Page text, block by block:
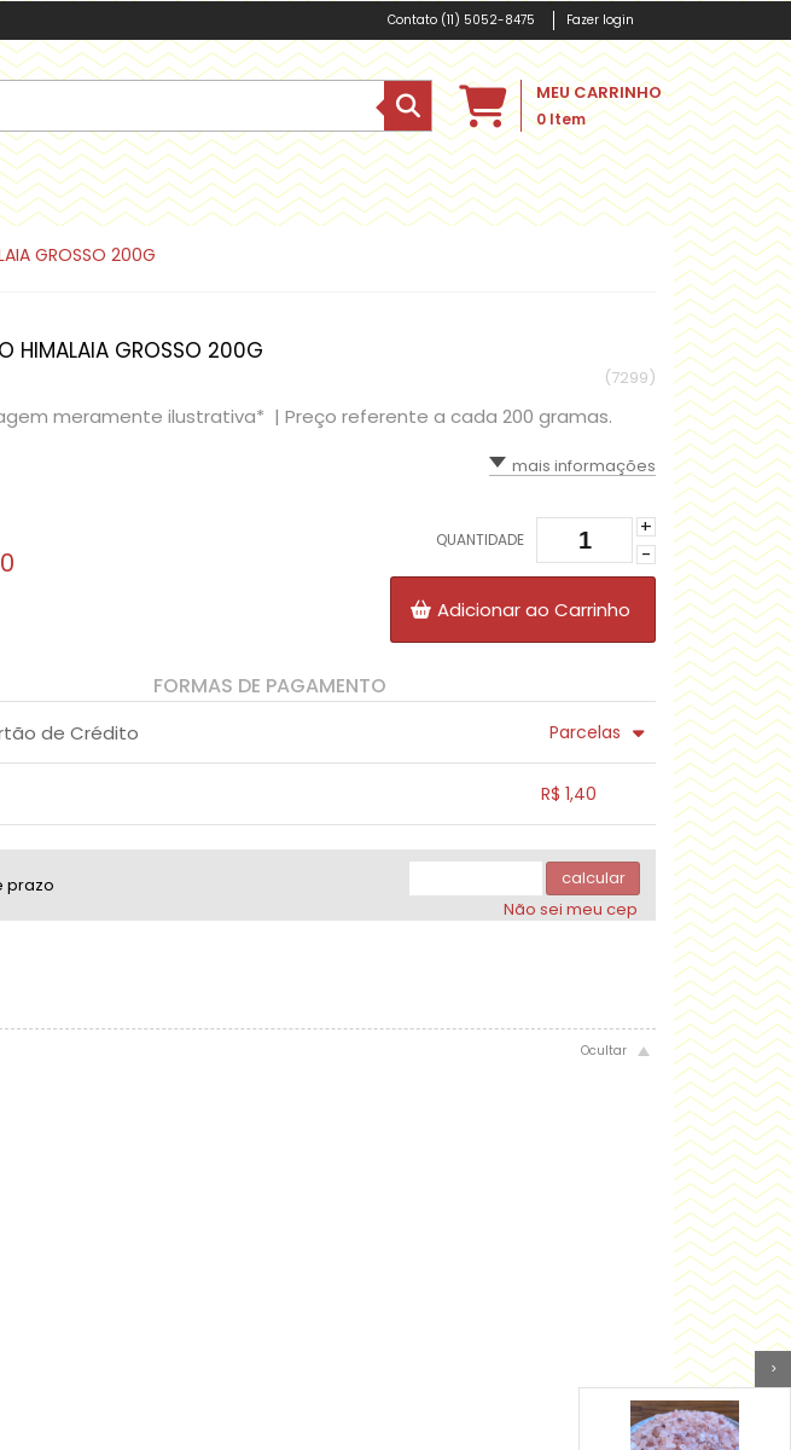
(11) 5052-8475 Fazer login
MEU CARRINHO
0Item
>
GROSSO 200G
HIMALAIA GROSSO 200G
(7299)
meramente ilustrativa* | Preço referente a cada 200 gramas.
mais informações
QUANTIDADE
+
-
Adicionar ao Carrinho
FORMAS DE PAGAMENTO
de Crédito
Parcelas
R$ 1,40
... ....
prazo
calcular
Não sei meu cep